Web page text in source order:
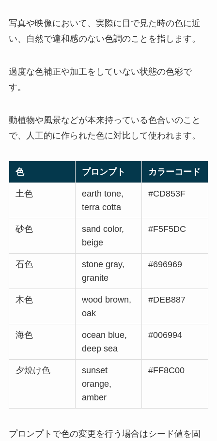
写真や映像において、実際に目で見た時の色に近
い、自然で違和感のない色調のことを指します。
過度な色補正や加工をしていない状態の色彩で
す。
動植物や風景などが本来持っている色合いのこと
で、人工的に作られた色に対比して使われます。
色 プロンプト カラーコード
土色
earth tone,
terra cotta
#CD853F
砂色
sand color,
beige
#F5F5DC
石色
stone gray,
granite
#696969
木色
wood brown,
oak
#DEB887
海色
ocean blue,
deep sea
#006994
夕焼け色
sunset
orange,
amber
#FF8C00
プロンプトで色の変更を行う場合はシード値を固